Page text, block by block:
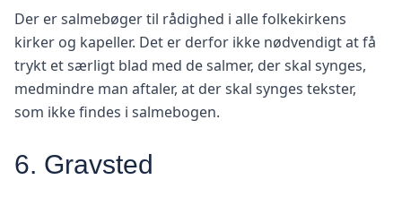
Der er salmebøger til rådighed i alle folkekirkens
kirker og kapeller. Det er derfor ikke nødvendigt at få
trykt et særligt blad med de salmer, der skal synges,
medmindre man aftaler, at der skal synges tekster,
som ikke findes i salmebogen.
6. Gravsted